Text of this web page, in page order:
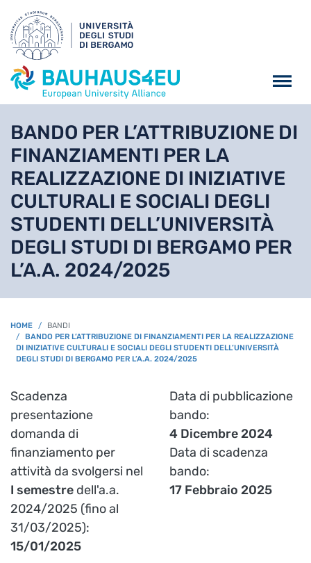
BANDO PER L’ATTRIBUZIONE DI
FINANZIAMENTI PER LA
REALIZZAZIONE DI INIZIATIVE
CULTURALI E SOCIALI DEGLI
STUDENTI DELL’UNIVERSITÀ
DEGLI STUDI DI BERGAMO PER
L’A.A. 2024/2025
BREADCRUMB
HOME
BANDI
BANDO PER L’ATTRIBUZIONE DI FINANZIAMENTI PER LA REALIZZAZIONE
DI INIZIATIVE CULTURALI E SOCIALI DEGLI STUDENTI DELL’UNIVERSITÀ
DEGLI STUDI DI BERGAMO PER L’A.A. 2024/2025
Scadenza
presentazione
domanda di
finanziamento per
attività da svolgersi nel
I semestre dell'a.a.
2024/2025 (fino al
31/03/2025):
15/01/2025
Data di pubblicazione
bando
4 Dicembre 2024
Data di scadenza
bando
17 Febbraio 2025